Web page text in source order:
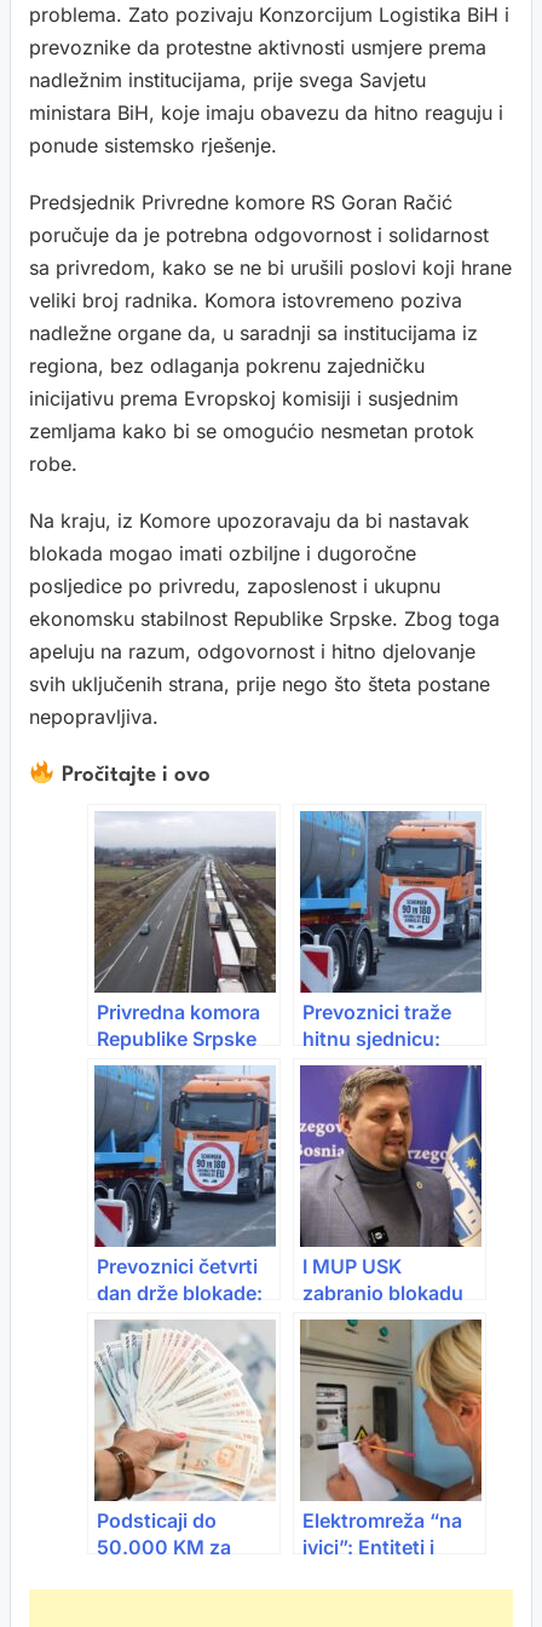
problema. Zato pozivaju Konzorcijum Logistika BiH i
prevoznike da protestne aktivnosti usmjere prema
nadležnim institucijama, prije svega Savjetu
ministara BiH, koje imaju obavezu da hitno reaguju i
ponude sistemsko rješenje.
Predsjednik Privredne komore RS Goran Račić
poručuje da je potrebna odgovornost i solidarnost
sa privredom, kako se ne bi urušili poslovi koji hrane
veliki broj radnika. Komora istovremeno poziva
nadležne organe da, u saradnji sa institucijama iz
regiona, bez odlaganja pokrenu zajedničku
inicijativu prema Evropskoj komisiji i susjednim
zemljama kako bi se omogućio nesmetan protok
robe.
Na kraju, iz Komore upozoravaju da bi nastavak
blokada mogao imati ozbiljne i dugoročne
posljedice po privredu, zaposlenost i ukupnu
ekonomsku stabilnost Republike Srpske. Zbog toga
apeluju na razum, odgovornost i hitno djelovanje
svih uključenih strana, prije nego što šteta postane
nepopravljiva.
Pročitajte i ovo
Privredna komora
Republike Srpske
apeluje na hitnu
obustavu blokada –
privreda trpi
ogromnu štetu
Prevoznici traže
hitnu sjednicu:
Prijete nove
blokade granica i
rast cijena do 30%
Prevoznici četvrti
dan drže blokade:
Granice zatvorene
za kamione, šteta i
do 100 miliona eura
dnevno
I MUP USK
zabranio blokadu
granica od strane
prevoznika
Podsticaji do
50.000 KM za
Elektromreža “na
ivici”: Entiteti i